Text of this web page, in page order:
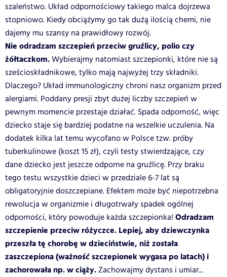
szaleństwo. Układ odpornościowy takiego malca dojrzewa
stopniowo. Kiedy obciążymy go tak dużą ilością chemi, nie
dajemy mu szansy na prawidłowy rozwój.
Nie odradzam szczepień przeciw gruźlicy, polio czy
żółtaczkom.Wybierajmy natomiast szczepionki, które nie są
sześcioskładnikowe, tylko mają najwyżej trzy składniki.
Dlaczego? Układ immunologiczny chroni nasz organizm przed
alergiami. Poddany presji zbyt dużej liczby szczepień w
pewnym momencie przestaje działać. Spada odporność, więc
dziecko staje się bardziej podatne na wszelkie uczulenia. Na
dodatek kilka lat temu wycofano w Polsce tzw. próby
tuberkulinowe (koszt 15 zł), czyli testy stwierdzające, czy
dane dziecko jest jeszcze odporne na gruźlicę. Przy braku
tego testu wszystkie dzieci w przedziale 6-7 lat są
obligatoryjnie doszczepiane. Efektem może być niepotrzebna
rewolucja w organizmie i długotrwały spadek ogólnej
odporności, który powoduje każda szczepionka! Odradzam
szczepienie przeciw różyczce. Lepiej, aby dziewczynka
przeszła tę chorobę w dzieciństwie, niż została
zaszczepiona (ważność szczepionek wygasa po latach) i
zachorowała np. w ciąży.Zachowajmy dystans i umiar...